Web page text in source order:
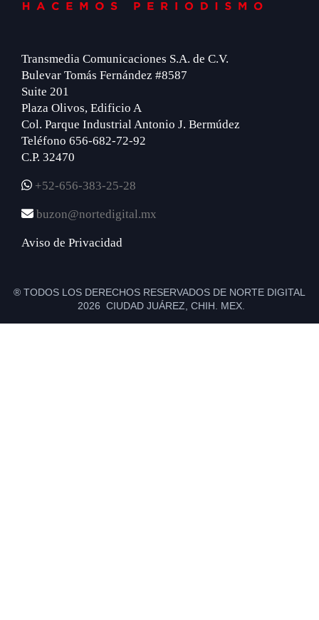
Transmedia Comunicaciones S.A. de C.V.
Bulevar Tomás Fernández #8587
Suite 201
Plaza Olivos, Edificio A
Col. Parque Industrial Antonio J. Bermúdez
Teléfono 656-682-72-92
C.P. 32470
+52-656-383-25-28
buzon@nortedigital.mx
Aviso de Privacidad
® TODOS LOS DERECHOS RESERVADOS DE NORTE DIGITAL
2026 CIUDAD JUÁREZ, CHIH. MEX.